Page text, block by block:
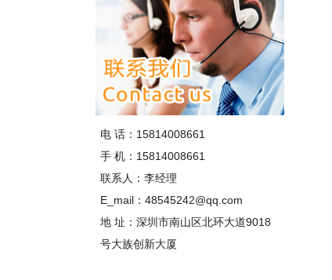
电 话：15814008661
手 机：15814008661
联系人：李经理
E_mail：48545242@qq.com
地 址：深圳市南山区北环大道9018
号大族创新大厦